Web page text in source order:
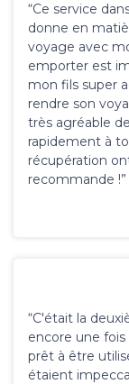
“Ce service
donne en
voyage avec
emporter est
mon fils super
rendre son
très agréable
rapidement à
récupération
recommande !”
“C'était la
encore une
prêt à être
étaient